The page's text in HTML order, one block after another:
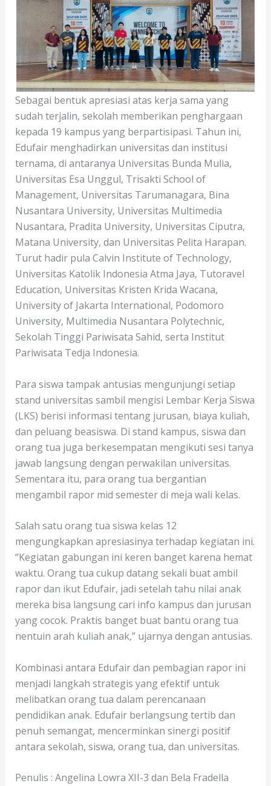
Sebagai bentuk apresiasi atas kerja sama yang
sudah terjalin, sekolah memberikan penghargaan
kepada 19 kampus yang berpartisipasi. Tahun ini,
Edufair menghadirkan universitas dan institusi
ternama, di antaranya Universitas Bunda Mulia,
Universitas Esa Unggul, Trisakti School of
Management, Universitas Tarumanagara, Bina
Nusantara University, Universitas Multimedia
Nusantara, Pradita University, Universitas Ciputra,
Matana University, dan Universitas Pelita Harapan.
Turut hadir pula Calvin Institute of Technology,
Universitas Katolik Indonesia Atma Jaya, Tutoravel
Education, Universitas Kristen Krida Wacana,
University of Jakarta International, Podomoro
University, Multimedia Nusantara Polytechnic,
Sekolah Tinggi Pariwisata Sahid, serta Institut
Pariwisata Tedja Indonesia.
Para siswa tampak antusias mengunjungi setiap
stand universitas sambil mengisi Lembar Kerja Siswa
(LKS) berisi informasi tentang jurusan, biaya kuliah,
dan peluang beasiswa. Di stand kampus, siswa dan
orang tua juga berkesempatan mengikuti sesi tanya
jawab langsung dengan perwakilan universitas.
Sementara itu, para orang tua bergantian
mengambil rapor mid semester di meja wali kelas.
Salah satu orang tua siswa kelas 12
mengungkapkan apresiasinya terhadap kegiatan ini.
“Kegiatan gabungan ini keren banget karena hemat
waktu. Orang tua cukup datang sekali buat ambil
rapor dan ikut Edufair, jadi setelah tahu nilai anak
mereka bisa langsung cari info kampus dan jurusan
yang cocok. Praktis banget buat bantu orang tua
nentuin arah kuliah anak,” ujarnya dengan antusias.
Kombinasi antara Edufair dan pembagian rapor ini
menjadi langkah strategis yang efektif untuk
melibatkan orang tua dalam perencanaan
pendidikan anak. Edufair berlangsung tertib dan
penuh semangat, mencerminkan sinergi positif
antara sekolah, siswa, orang tua, dan universitas.
Penulis : Angelina Lowra XII-3 dan Bela Fradella